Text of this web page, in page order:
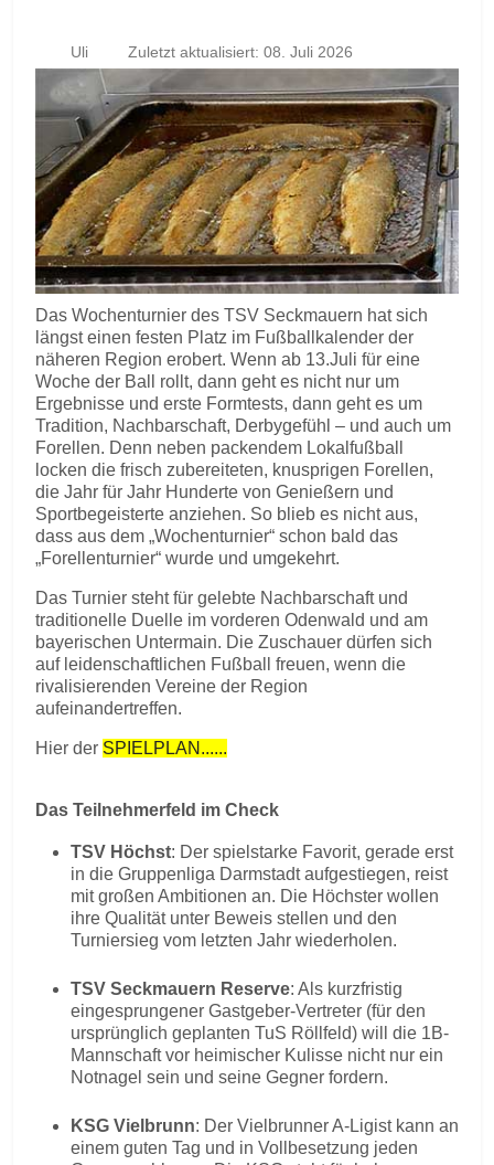
Uli Zuletzt aktualisiert: 08. Juli 2026
Das Wochenturnier des TSV Seckmauern hat sich
längst einen festen Platz im Fußballkalender der
näheren Region erobert. Wenn ab 13.Juli für eine
Woche der Ball rollt, dann geht es nicht nur um
Ergebnisse und erste Formtests, dann geht es um
Tradition, Nachbarschaft, Derbygefühl – und auch um
Forellen. Denn neben packendem Lokalfußball
locken die frisch zubereiteten, knusprigen Forellen,
die Jahr für Jahr Hunderte von Genießern und
Sportbegeisterte anziehen. So blieb es nicht aus,
dass aus dem „Wochenturnier“ schon bald das
„Forellenturnier“ wurde und umgekehrt.
Das Turnier steht für gelebte Nachbarschaft und
traditionelle Duelle im vorderen Odenwald und am
bayerischen Untermain. Die Zuschauer dürfen sich
auf leidenschaftlichen Fußball freuen, wenn die
rivalisierenden Vereine der Region
aufeinandertreffen.
Hier der SPIELPLAN......
Das Teilnehmerfeld im Check
TSV Höchst: Der spielstarke Favorit, gerade erst
in die Gruppenliga Darmstadt aufgestiegen, reist
mit großen Ambitionen an. Die Höchster wollen
ihre Qualität unter Beweis stellen und den
Turniersieg vom letzten Jahr wiederholen.
TSV Seckmauern Reserve: Als kurzfristig
eingesprungener Gastgeber-Vertreter (für den
ursprünglich geplanten TuS Röllfeld) will die 1B-
Mannschaft vor heimischer Kulisse nicht nur ein
Notnagel sein und seine Gegner fordern.
KSG Vielbrunn: Der Vielbrunner A-Ligist kann an
einem guten Tag und in Vollbesetzung jeden